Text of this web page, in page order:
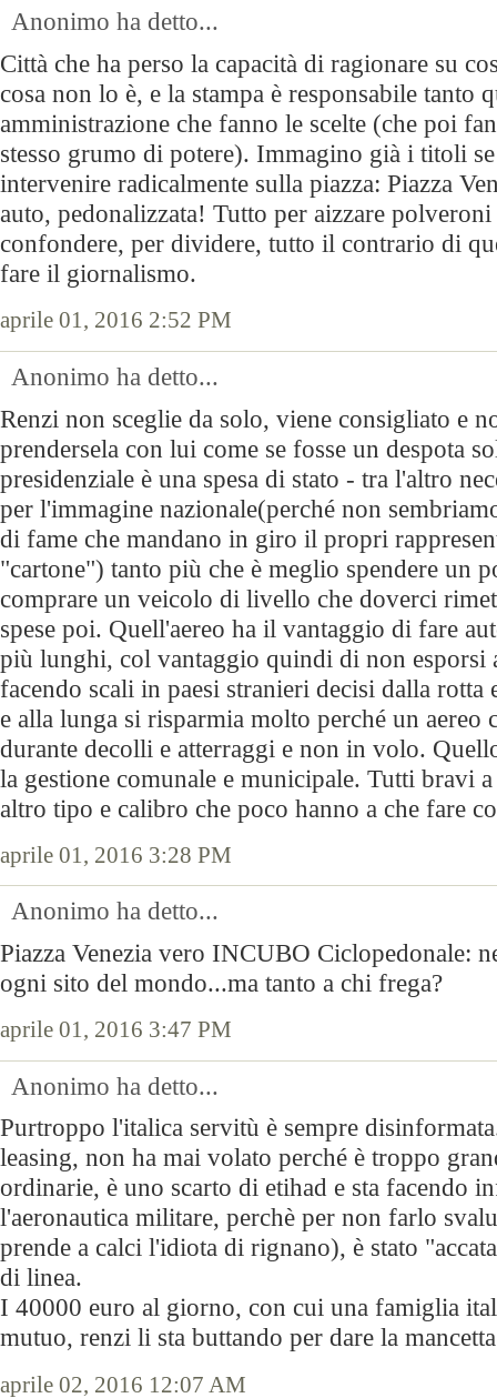
Anonimo ha detto...
Città che ha perso la capacità di ragionare su
cosa non lo è, e la stampa è responsabile tanto
amministrazione che fanno le scelte (che poi
stesso grumo di potere). Immagino già i titoli
intervenire radicalmente sulla piazza: Piazza
auto, pedonalizzata! Tutto per aizzare
confondere, per dividere, tutto il contrario di
fare il giornalismo.
aprile 01, 2016 2:52 PM
Anonimo ha detto...
Renzi non sceglie da solo, viene consigliato e
prendersela con lui come se fosse un despota
presidenziale è una spesa di stato - tra l'altro
per l'immagine nazionale(perché non
di fame che mandano in giro il propri
"cartone") tanto più che è meglio spendere un
comprare un veicolo di livello che doverci
spese poi. Quell'aereo ha il vantaggio di fare
più lunghi, col vantaggio quindi di non esporsi
facendo scali in paesi stranieri decisi dalla rotta
e alla lunga si risparmia molto perché un aereo
durante decolli e atterraggi e non in volo.
la gestione comunale e municipale. Tutti bravi
altro tipo e calibro che poco hanno a che fare
aprile 01, 2016 3:28 PM
Anonimo ha detto...
Piazza Venezia vero INCUBO Ciclopedonale:
ogni sito del mondo...ma tanto a chi frega?
aprile 01, 2016 3:47 PM
Anonimo ha detto...
Purtroppo l'italica servitù è sempre
leasing, non ha mai volato perché è troppo
ordinarie, è uno scarto di etihad e sta facendo
l'aeronautica militare, perchè per non farlo
prende a calci l'idiota di rignano), è stato
di linea.
I 40000 euro al giorno, con cui una famiglia
mutuo, renzi li sta buttando per dare la
aprile 02, 2016 12:07 AM